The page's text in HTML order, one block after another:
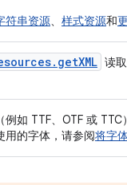
符串资源、 样式资源和
. getXML 读
如 TTF、OTF 或 TTC
用的字体，请参阅将字